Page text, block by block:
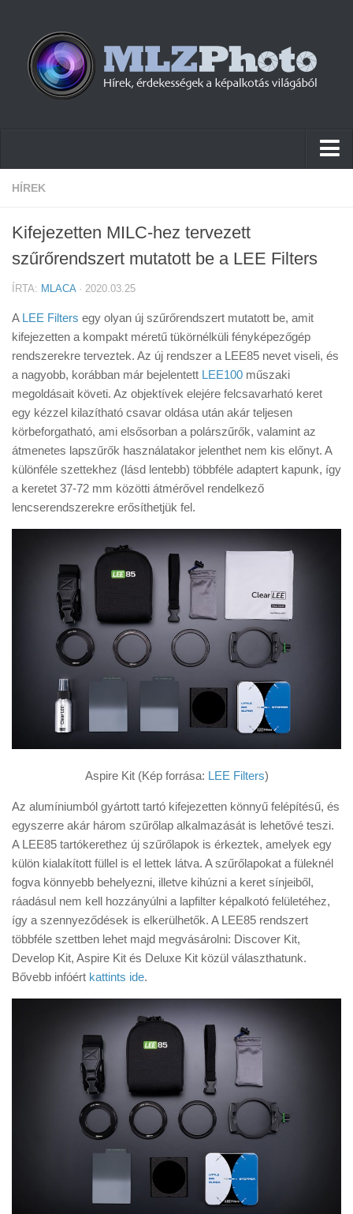
Hírek
Cikkek
Tudástár
Tanácsok
Érdekességek
Helyszíni Riport
E-BB
HÍREK
Kifejezetten MILC-hez tervezett
szűrőrendszert mutatott be a LEE Filters
ÍRTA: MLACA· 2020.03.25
A LEE Filters egy olyan új szűrőrendszert mutatott be, amit
kifejezetten a kompakt méretű tükörnélküli fényképezőgép
rendszerekre terveztek. Az új rendszer a LEE85 nevet viseli, és
a nagyobb, korábban már bejelentett LEE100 műszaki
megoldásait követi. Az objektívek elejére felcsavarható keret
egy kézzel kilazítható csavar oldása után akár teljesen
körbeforgatható, ami elsősorban a polárszűrők, valamint az
átmenetes lapszűrők használatakor jelenthet nem kis előnyt. A
különféle szettekhez (lásd lentebb) többféle adaptert kapunk, így
a keretet 37-72 mm közötti átmérővel rendelkező
lencserendszerekre erősíthetjük fel.
Aspire Kit (Kép forrása: LEE Filters)
Az alumíniumból gyártott tartó kifejezetten könnyű felépítésű, és
egyszerre akár három szűrőlap alkalmazását is lehetővé teszi.
A LEE85 tartókerethez új szűrőlapok is érkeztek, amelyek egy
külön kialakított füllel is el lettek látva. A szűrőlapokat a füleknél
fogva könnyebb behelyezni, illetve kihúzni a keret sínjeiből,
ráadásul nem kell hozzányúlni a lapfilter képalkotó felületéhez,
így a szennyeződések is elkerülhetők. A LEE85 rendszert
többféle szettben lehet majd megvásárolni: Discover Kit,
Develop Kit, Aspire Kit és Deluxe Kit közül választhatunk.
Bővebb infóért kattints ide.